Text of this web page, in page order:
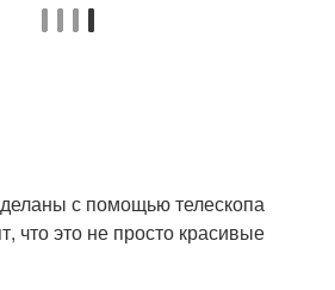
с помощью телескопа
что это не просто красивые